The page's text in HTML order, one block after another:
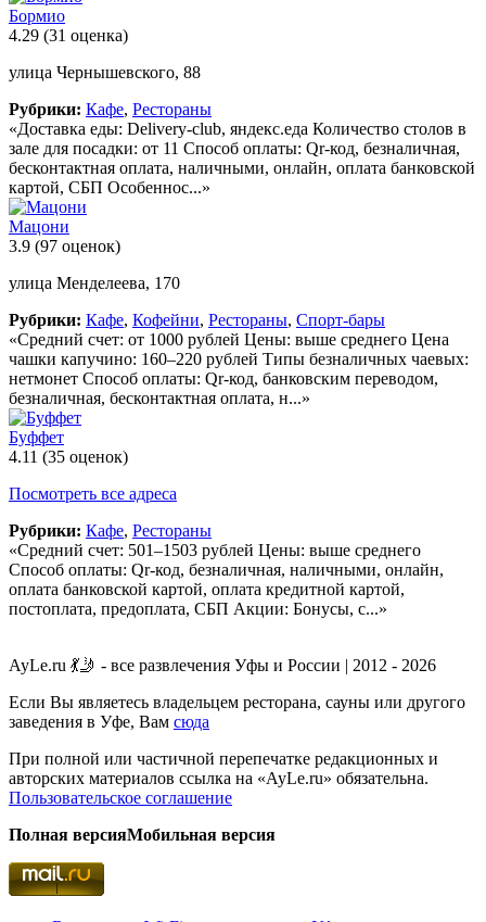
Бормио
4.29 (31 оценка)
улица Чернышевского, 88
Рубрики: Кафе, Рестораны
«Доставка еды: Delivery-club, яндекс.еда Количество столов в
зале для посадки: от 11 Способ оплаты: Qr-код, безналичная,
бесконтактная оплата, наличными, онлайн, оплата банковской
картой, СБП Особеннос...»
Мацони
3.9 (97 оценок)
улица Менделеева, 170
Рубрики: Кафе, Кофейни, Рестораны, Спорт-бары
«Средний счет: от 1000 рублей Цены: выше среднего Цена
чашки капучино: 160–220 рублей Типы безналичных чаевых:
нетмонет Способ оплаты: Qr-код, банковским переводом,
безналичная, бесконтактная оплата, н...»
Буффет
4.11 (35 оценок)
Посмотреть все адреса
Рубрики: Кафе, Рестораны
«Средний счет: 501–1503 рублей Цены: выше среднего
Способ оплаты: Qr-код, безналичная, наличными, онлайн,
оплата банковской картой, оплата кредитной картой,
постоплата, предоплата, СБП Акции: Бонусы, с...»
AyLe.ru 💃🤳 - все развлечения Уфы и России | 2012 - 2026
Если Вы являетесь владельцем ресторана, сауны или другого
заведения в Уфе, Вам сюда
При полной или частичной перепечатке редакционных и
авторских материалов ссылка на «AyLe.ru» обязательна.
Пользовательское соглашение
Полная версияМобильная версия